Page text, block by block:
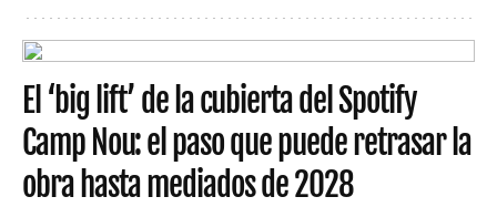
El ‘big lift’ de la cubierta del Spotify
Camp Nou: el paso que puede retrasar la
obra hasta mediados de 2028